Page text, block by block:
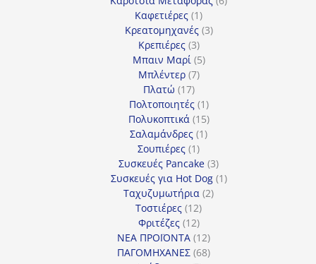
Καφετιέρες 11
προϊόν
Κρεατομηχανές 33
Κρεπιέρες 33
προϊόντα
Μπαιν Μαρί 55
Μπλέντερ 77
Πλατώ 1717
προϊόντα
Πολτοποιητές 11
προϊόν
Πολυκοπτικά 1515
προϊόντα
Σαλαμάνδρες 11
Σουπιέρες 11
προϊόν
Συσκευές Pancake 33
προϊόντα
Συσκευές για Hot Dog 11
Ταχυζυμωτήρια 22
Τοστιέρες 1212
προϊόντα
Φριτέζες 1212
προϊόντα
ΝΕΑ ΠΡΟΪΟΝΤΑ 1212
προϊόντα
ΠΑΓΟΜΗΧΑΝΕΣ 6868